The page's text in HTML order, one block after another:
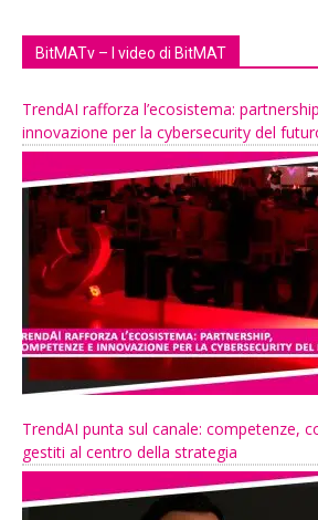
BitMATv – I video di BitMAT
TrendAI rafforza l’ecosistema:
innovazione per la cybersecurity del
TrendAI punta sul canale: competenze,
gestiti al centro della strategia